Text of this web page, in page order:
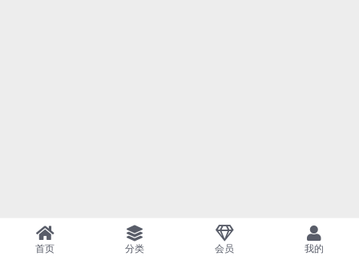
首页 分类 会员 我的